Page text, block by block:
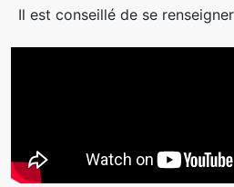
Il est conseillé de se